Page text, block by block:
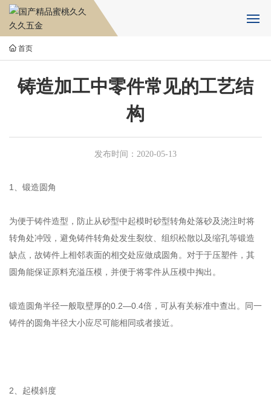
首页
关于国产精品蜜桃久久久久
新闻资讯
合作伙伴
联系国产精品蜜桃久久久久
首页
铸造加工中零件常见的工艺结
构
发布时间： 2020-05-13
1、锻造圆角
为便于铸件造型，防止从砂型中起模时砂型转角处落砂及浇注时将
转角处冲毁，避免铸件转角处发生裂纹、组织松散以及缩孔等锻造
缺点，故铸件上相邻表面的相交处应做成圆角。对于于压塑件，其
圆角能保证原料充溢压模，并便于将零件从压模中掏出。
锻造圆角半径一般取壁厚的0.2—0.4倍，可从有关标准中查出。同一
铸件的圆角半径大小应尽可能相同或者接近。
2、起模斜度